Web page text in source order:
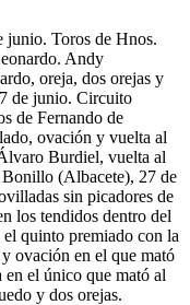
junio. Toros de Hnos.
Andy
oreja, dos orejas y
de junio. Circuito
de Fernando de
ovación y vuelta al
Burdiel, vuelta al
(Albacete), 27 de
sin picadores de
los tendidos dentro del
quinto premiado con la
ovación en el que mató
el único que mató al
y dos orejas.